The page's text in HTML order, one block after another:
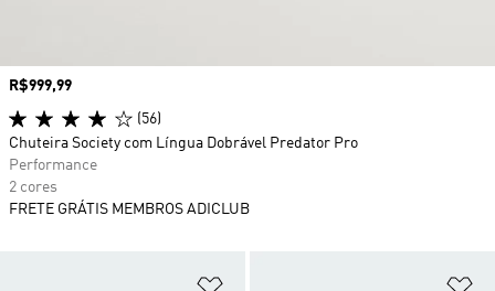
Preço
R$999,99
(56)
Chuteira Society com Língua Dobrável Predator Pro
Performance
2 cores
FRETE GRÁTIS MEMBROS ADICLUB